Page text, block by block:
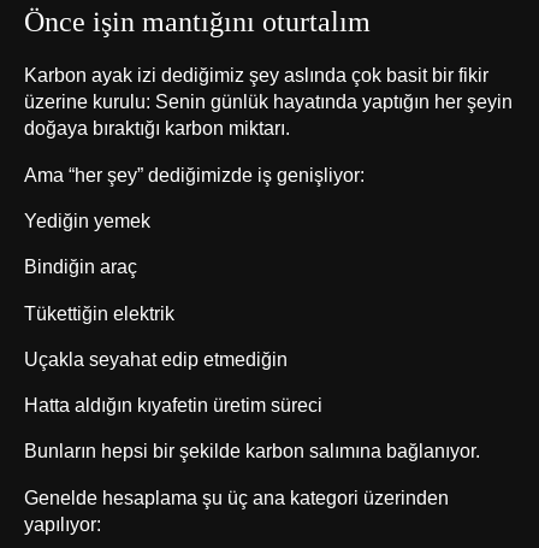
Önce işin mantığını oturtalım
Karbon ayak izi dediğimiz şey aslında çok basit bir fikir
üzerine kurulu: Senin günlük hayatında yaptığın her şeyin
doğaya bıraktığı karbon miktarı.
Ama “her şey” dediğimizde iş genişliyor:
Yediğin yemek
Bindiğin araç
Tükettiğin elektrik
Uçakla seyahat edip etmediğin
Hatta aldığın kıyafetin üretim süreci
Bunların hepsi bir şekilde karbon salımına bağlanıyor.
Genelde hesaplama şu üç ana kategori üzerinden
yapılıyor: